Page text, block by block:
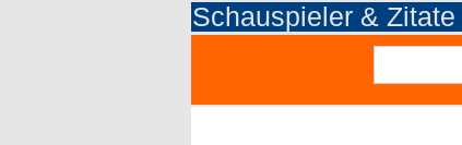
Schauspieler & Zitate